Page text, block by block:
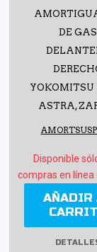
DE GAS
YOKOMITSU
ASTRA,
Disponible
compras en línea
AÑADIR